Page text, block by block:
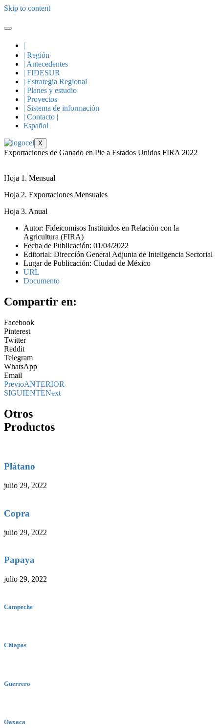
Skip to content
|
| Región
| Antecedentes
| FIDESUR
| Estrategia Regional
| Planes y estudio
| Proyectos
| Sistema de información
| Contacto |
Español
X
Exportaciones de Ganado en Pie a Estados Unidos FIRA 2022
Hoja 1. Mensual
Hoja 2. Exportaciones Mensuales
Hoja 3. Anual
Autor: Fideicomisos Instituidos en Relación con la
Agricultura (FIRA)
Fecha de Publicación: 01/04/2022
Editorial: Dirección General Adjunta de Inteligencia Sectorial
Lugar de Publicación: Ciudad de México
URL
Documento
Compartir en:
Facebook
Pinterest
Twitter
Reddit
Telegram
WhatsApp
Email
PrevioANTERIOR
SIGUIENTENext
Otros
Productos
Plátano
julio 29, 2022
Copra
julio 29, 2022
Papaya
julio 29, 2022
Campeche
Chiapas
Guerrero
Oaxaca